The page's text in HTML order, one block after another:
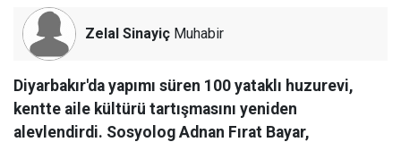
Zelal Sinayiç Muhabir
Diyarbakır'da yapımı süren 100 yataklı huzurevi,
kentte aile kültürü tartışmasını yeniden
alevlendirdi. Sosyolog Adnan Fırat Bayar,